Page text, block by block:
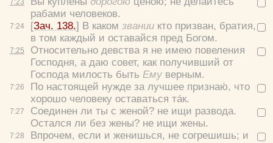
7:23
7:24
7:25
7:26
7:27
7:28
рабами человеков.
[Зач. 138.] В каком звании кто призван, братия,
в том каждый и оставайся пред Богом.
Относительно девства я не имею повеления
Господня, а даю совет, как получивший от
Господа милость быть Ему верным.
По настоящей нужде за лучшее признаю́, что
хорошо человеку оставаться та́к.
Соединен ли ты с женой? не ищи развода.
Остался ли без жены? не ищи жены.
Впрочем, если и женишься, не согрешишь; и
Цвет: